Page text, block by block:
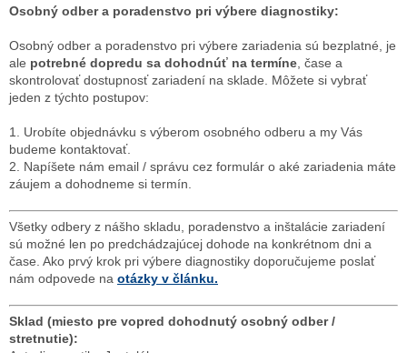
Osobný odber a poradenstvo pri výbere diagnostiky:
Osobný odber a poradenstvo pri výbere zariadenia sú bezplatné, je
ale potrebné dopredu sa dohodnúť na termíne , čase a
skontrolovať dostupnosť zariadení na sklade. Môžete si vybrať
jeden z týchto postupov:
1. Urobíte objednávku s výberom osobného odberu a my Vás
budeme kontaktovať.
2. Napíšete nám email / správu cez formulár o aké zariadenia máte
záujem a dohodneme si termín.
Všetky odbery z nášho skladu, poradenstvo a inštalácie zariadení
sú možné len po predchádzajúcej dohode na konkrétnom dni a
čase. Ako prvý krok pri výbere diagnostiky doporučujeme poslať
nám odpovede na otázky v článku.
Sklad (miesto pre vopred dohodnutý osobný odber /
stretnutie):